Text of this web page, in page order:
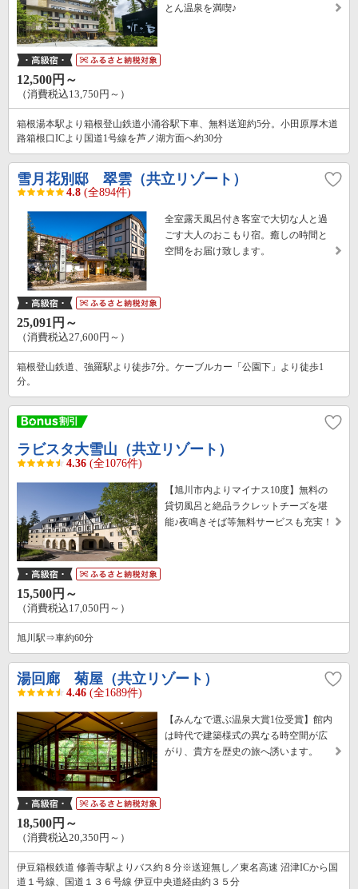
とん温泉を満喫♪
12,500円～
（消費税込13,750円～）
箱根湯本駅より箱根登山鉄道小涌谷駅下車、無料送迎約5分。小田原厚木道
路箱根口ICより国道1号線を芦ノ湖方面へ約30分
雪月花別邸 翠雲（共立リゾート）
4.8 (全894件)
全室露天風呂付き客室で大切な人と過
ごす大人のおこもり宿。癒しの時間と
空間をお届け致します。
25,091円～
（消費税込27,600円～）
箱根登山鉄道、強羅駅より徒歩7分。ケーブルカー「公園下」より徒歩1
分。
ラビスタ大雪山（共立リゾート）
4.36 (全1076件)
【旭川市内よりマイナス10度】無料の
貸切風呂と絶品ラクレットチーズを堪
能♪夜鳴きそば等無料サービスも充実！
15,500円～
（消費税込17,050円～）
旭川駅⇒車約60分
湯回廊 菊屋（共立リゾート）
4.46 (全1689件)
【みんなで選ぶ温泉大賞1位受賞】館内
は時代で建築様式の異なる時空間が広
がり、貴方を歴史の旅へ誘います。
18,500円～
（消費税込20,350円～）
伊豆箱根鉄道 修善寺駅よりバス約８分※送迎無し／東名高速 沼津ICから国
道１号線、国道１３６号線 伊豆中央道経由約３５分